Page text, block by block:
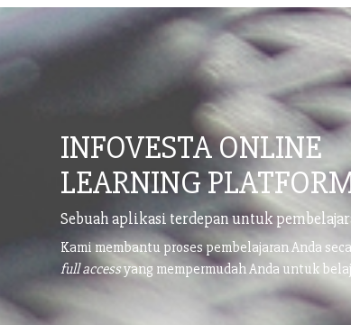
INFOVESTA ONLINE
LEARNING
Sebuah aplikasi terdepan untuk
Kami membantu proses pembelajaran Anda
full accessyang mempermudah Anda untuk